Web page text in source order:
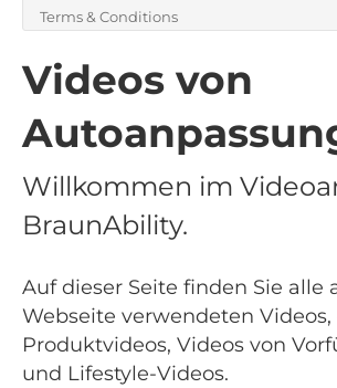
Über uns
Finde einen Händler
Terms & Conditions
Videos von
Willkommen im
BraunAbility.
Auf dieser Seite finden Sie alle
Webseite verwendeten
Produktvideos, Videos von
und Lifestyle-Videos.